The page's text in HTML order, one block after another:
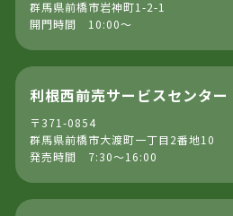
群馬県前橋市岩神町1-2-1
開門時間 10:00～
利根西前売サービスセンター
〒371-0854
群馬県前橋市大渡町一丁目2番地10
発売時間 7:30～16:00